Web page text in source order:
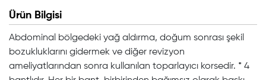
ANA SAYFA
KURUMSAL
Ürün Bilgisi
Abdominal bölgedeki yağ aldırma, doğum sonrası şekil
bozukluklarını gidermek ve diğer revizyon
ameliyatlarından sonra kullanılan toparlayıcı korsedir. * 4